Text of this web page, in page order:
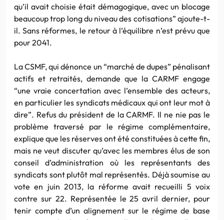
qu’il avait choisie était démagogique, avec un blocage
beaucoup trop long du niveau des cotisations” ajoute-t-
il. Sans réformes, le retour à l’équilibre n’est prévu que
pour 2041.
La CSMF, qui dénonce un “marché de dupes” pénalisant
actifs et retraités, demande que la CARMF engage
“une vraie concertation avec l’ensemble des acteurs,
en particulier les syndicats médicaux qui ont leur mot à
dire”. Refus du président de la CARMF. Il ne nie pas le
problème traversé par le régime complémentaire,
explique que les réserves ont été constituées à cette fin,
mais ne veut discuter qu’avec les membres élus de son
conseil d’administration où les représentants des
syndicats sont plutôt mal représentés. Déjà soumise au
vote en juin 2013, la réforme avait recueilli 5 voix
contre sur 22. Représentée le 25 avril dernier, pour
tenir compte d’un alignement sur le régime de base